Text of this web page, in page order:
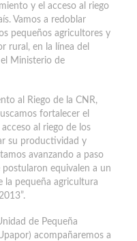
y el acceso al riego
Vamos a redoblar
pequeños agricultores y
rural, en la línea del
Ministerio de
al Riego de la CNR,
fortalecer el
al riego de los
su productividad y
avanzando a paso
equivalen a un
la pequeña agricultura
de Pequeña
acompañaremos a